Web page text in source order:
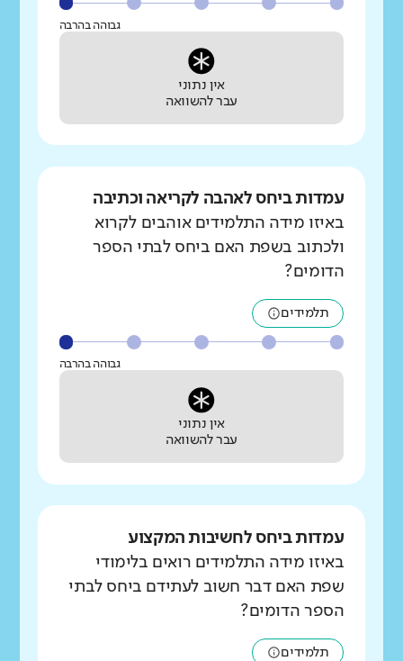
גבוהה בהרבה
אין נתוני
עבר להשוואה
עמדות ביחס לאהבה לקריאה וכתיבה
באיזו מידה התלמידים אוהבים לקרוא
ולכתוב בשפת האם ביחס לבתי הספר
הדומים?
תלמידים
גבוהה בהרבה
אין נתוני
עבר להשוואה
עמדות ביחס לחשיבות המקצוע
באיזו מידה התלמידים רואים בלימודי
שפת האם דבר חשוב לעתידם ביחס לבתי
הספר הדומים?
תלמידים